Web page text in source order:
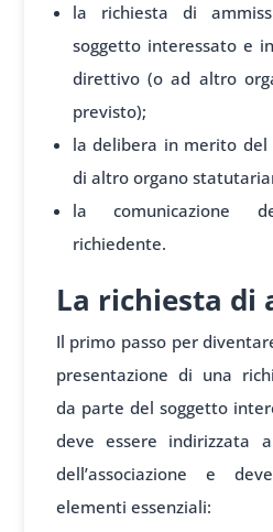
la richiesta di
soggetto interessato e
direttivo (o ad altro
previsto);
la delibera in merito del
di altro organo
la comunicazione
richiedente.
La richiesta di
Il primo passo per di
presentazione di una
da parte del soggetto
deve essere indirizzata
dell’associazione e
elementi essenziali: